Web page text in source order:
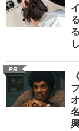
PR